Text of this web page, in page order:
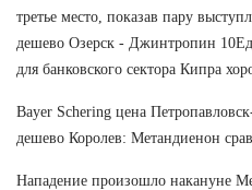
третье место, показав пару
дешево Озерск - Джинтропин
для банковского сектора Кипра
Bayer Schering цена
дешево Королев: Метандиенон
Нападение произошло накануне